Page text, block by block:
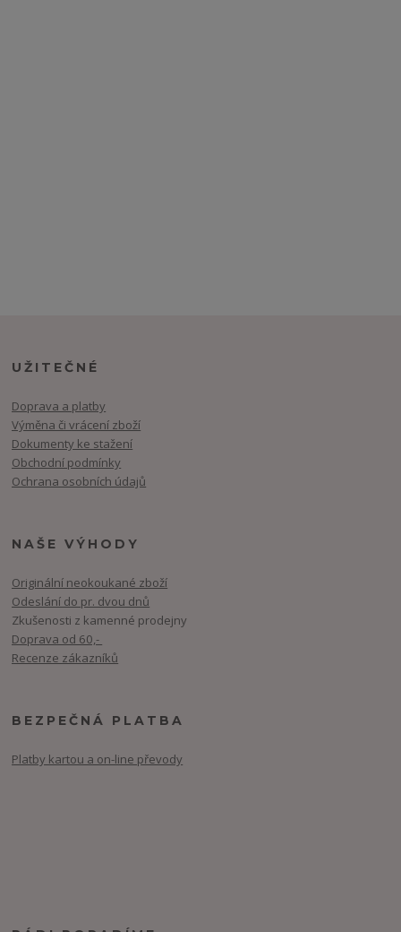
UŽITEČNÉ
Doprava a platby
Výměna či vrácení zboží
Dokumenty ke stažení
Obchodní podmínky
Ochrana osobních údajů
NAŠE VÝHODY
Originální neokoukané zboží
Odeslání do pr. dvou dnů
Zkušenosti z kamenné prodejny
Doprava od 60,-
Recenze zákazníků
BEZPEČNÁ PLATBA
Platby kartou a on-line převody